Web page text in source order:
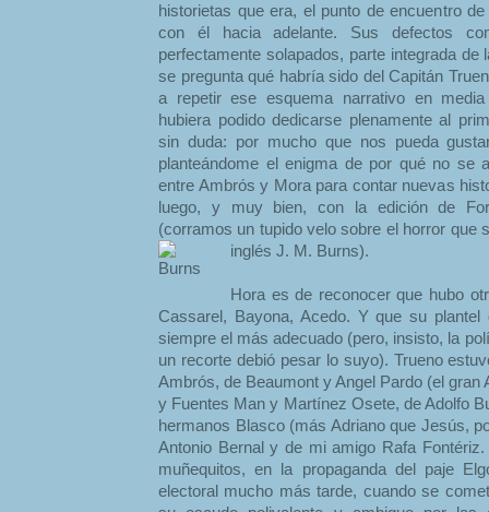
historietas que era, el punto de encuentro
con él hacia adelante. Sus defectos
perfectamente solapados, parte integrada
se pregunta qué habría sido del Capitán
a repetir ese esquema narrativo en
hubiera podido dedicarse plenamente al
sin duda: por mucho que nos pueda
planteándome el enigma de por qué no se
entre Ambrós y Mora para contar nuevas
luego, y muy bien, con la edición de
(corramos un tupido velo sobre el horror que
inglés J. M. Burns).
Hora es de reconocer que hubo
Cassarel, Bayona, Acedo. Y que su
siempre el más adecuado (pero, insisto, la
un recorte debió pesar lo suyo). Trueno
Ambrós, de Beaumont y Angel Pardo (el gran
y Fuentes Man y Martínez Osete, de Adolfo
hermanos Blasco (más Adriano que Jesús,
Antonio Bernal y de mi amigo Rafa
muñequitos, en la propaganda del paje
electoral mucho más tarde, cuando se